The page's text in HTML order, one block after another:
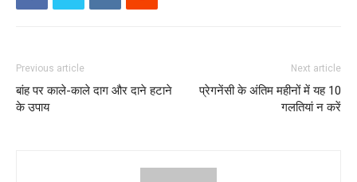
Previous article
बांह पर काले-काले दाग और दाने हटाने
के उपाय
Next article
प्रेगनेंसी के अंतिम महीनों में यह 10
गलतियां न करें